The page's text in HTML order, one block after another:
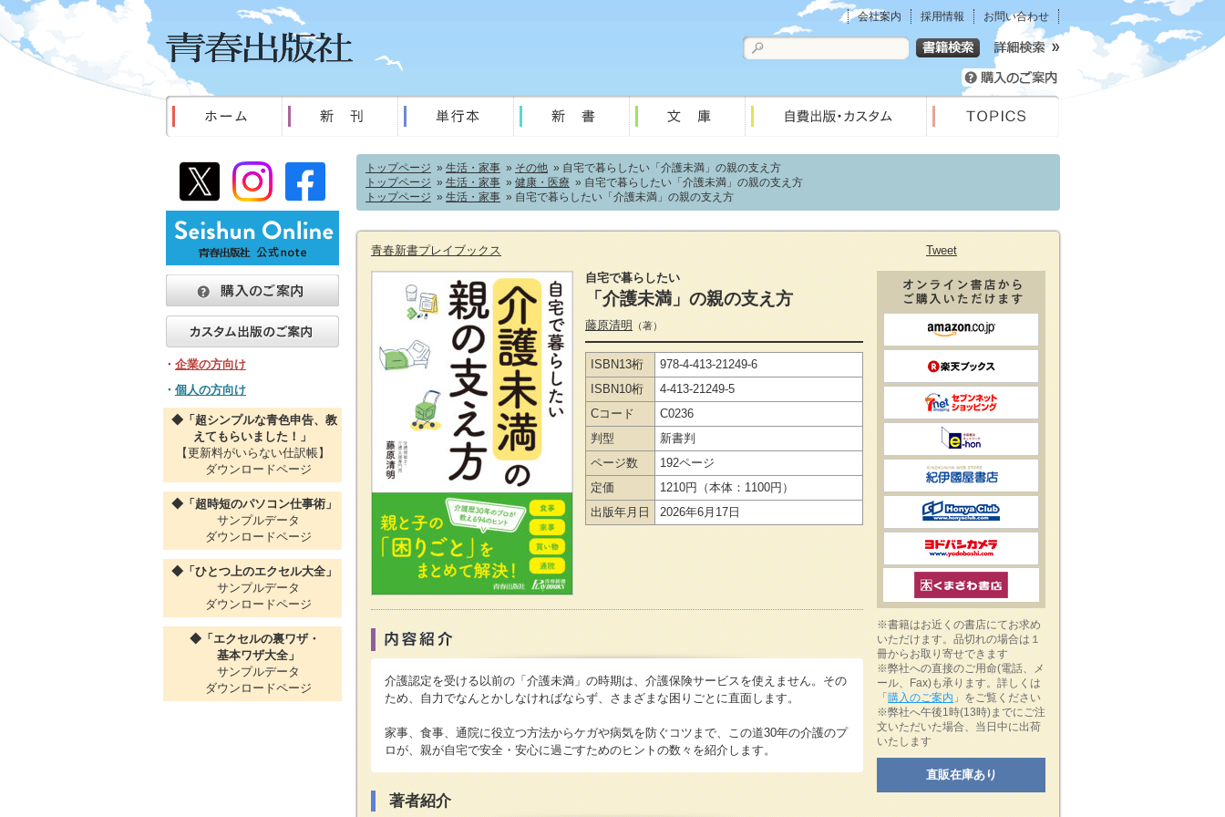
会社案内 採用情報 お問い合わせ
トップページ » 生活・家事 » その他 » 自宅で暮らしたい「介護未満」の親の支え方
トップページ » 生活・家事 » 健康・医療 » 自宅で暮らしたい「介護未満」の親の支え方
トップページ » 生活・家事 » 自宅で暮らしたい「介護未満」の親の支え方
青春新書プレイブックス
Tweet
自宅で暮らしたい
「介護未満」の親の支え方
藤原清明 （著）
ISBN13桁
978-4-413-21249-6
ISBN10桁
4-413-21249-5
Cコード
C0236
判型
新書判
ページ数
192ページ
定価
1210円
（本体：1100円）
出版年月日
2026年6月17日
介護認定を受ける以前の「介護未満」の時期は、介護保険サービスを使えません。その
ため、自力でなんとかしなければならず、さまざまな困りごとに直面します。
家事、食事、通院に役立つ方法からケガや病気を防ぐコツまで、この道30年の介護のプ
ロが、親が自宅で安全・安心に過ごすためのヒントの数々を紹介します。
著者紹介
※書籍はお近くの書店にてお求め
いただけます。品切れの場合は１
冊からお取り寄せできます
※弊社への直接のご用命(電話、メ
ール、Fax)も承ります。詳しくは
「 購入のご案内 」をご覧ください
※弊社へ午後1時(13時)までにご注
文いただいた場合、当日中に出荷
いたします
直販在庫あり
・ 企業の方向け
・ 個人の方向け
◆「超シンプルな青色申告、教
えてもらいました！」
【更新料がいらない仕訳帳】
ダウンロードページ
◆「超時短のパソコン仕事術」
サンプルデータ
ダウンロードページ
◆「ひとつ上のエクセル大全」
サンプルデータ
ダウンロードページ
◆「エクセルの裏ワザ・
基本ワザ大全」
サンプルデータ
ダウンロードページ